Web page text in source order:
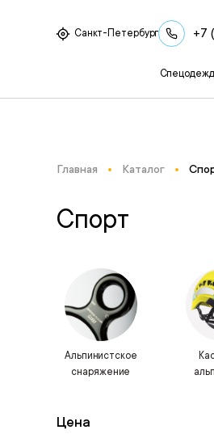
Санкт-Петербург +7
Главная Каталог
Спорт
Альпинистское
снаряжение
Цена